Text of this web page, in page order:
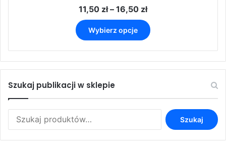
11,50 zł – 16,50 złZakres
od
11,50 zł
do
16,50 zł
Wybierz opcje
produkt
wybrać
na
stronie
produktu
Szukaj publikacji w sklepie
Szukaj